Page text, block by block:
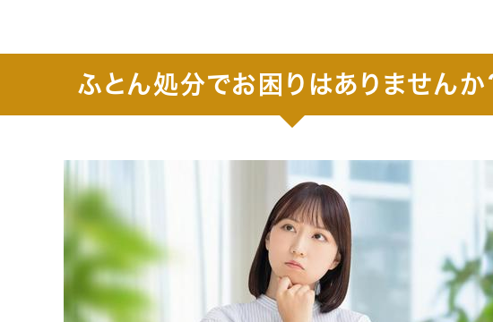
ふとん処分でお困りはありませんか